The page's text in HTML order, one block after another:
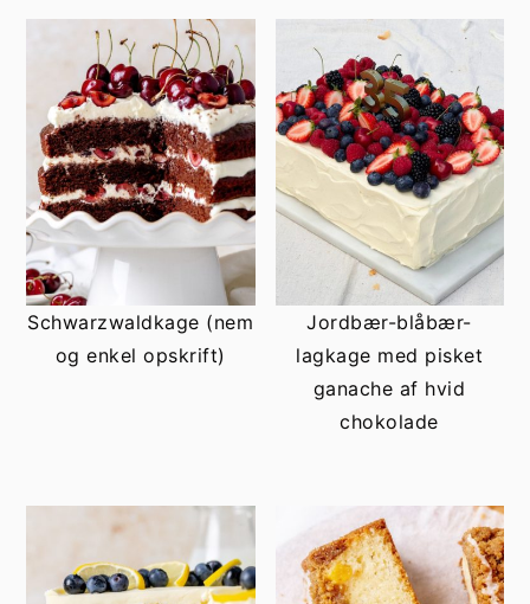
Schwarzwaldkage (nem
og enkel opskrift)
Jordbær-blåbær-
lagkage med pisket
ganache af hvid
chokolade